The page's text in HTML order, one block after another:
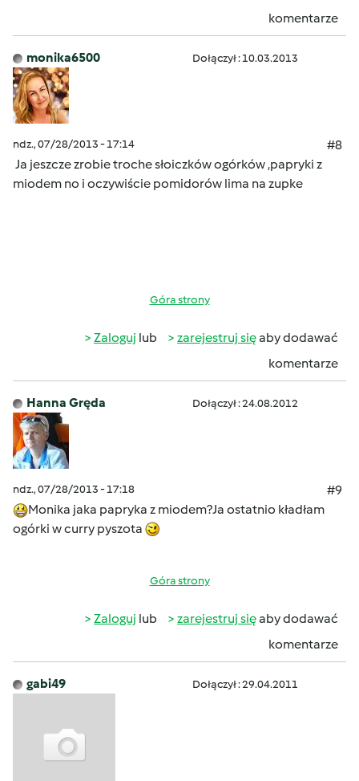
komentarze
monika6500 Dołączył : 10.03.2013
ndz., 07/28/2013 - 17:14
#8
Ja jeszcze zrobie troche słoiczków ogórków ,papryki z
miodem no i oczywiście pomidorów lima na zupke
Góra strony
Zaloguj lub zarejestruj sięaby dodawać
komentarze
Hanna Gręda Dołączył : 24.08.2012
ndz., 07/28/2013 - 17:18
#9
Monika jaka papryka z miodem?Ja ostatnio kładłam
ogórki w curry pyszota
Góra strony
Zaloguj lub zarejestruj sięaby dodawać
komentarze
gabi49 Dołączył : 29.04.2011